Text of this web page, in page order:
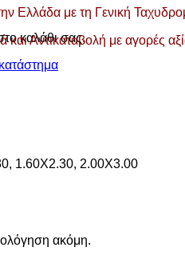
καλάθι σας.
Ελλάδα με τη Γενική
και Αντικαταβολή με αγορές
1.60Χ2.30, 2.00Χ3.00
ακόμη.